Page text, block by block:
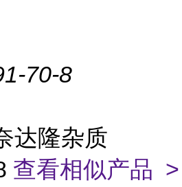
70-8
达隆杂质
查看相似产品 >